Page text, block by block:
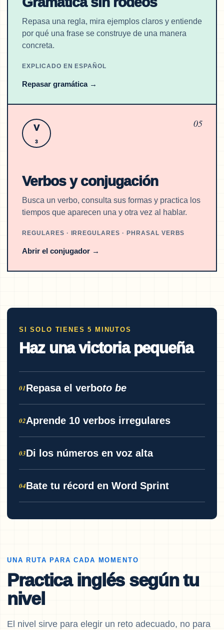
Repasa una regla, mira ejemplos claros y entiende
por qué una frase se construye de una manera
concreta.
EXPLICADO EN ESPAÑOL
Repasar gramática →
05
V
3
Verbos y conjugación
Busca un verbo, consulta sus formas y practica los
tiempos que aparecen una y otra vez al hablar.
REGULARES · IRREGULARES · PHRASAL VERBS
Abrir el conjugador →
SI SOLO TIENES 5 MINUTOS
Haz una victoria pequeña
01Repasa el verboto be
02Aprende 10 verbos irregulares
03Di los números en voz alta
04Bate tu récord en Word Sprint
UNA RUTA PARA CADA MOMENTO
Practica inglés según tu
nivel
El nivel sirve para elegir un reto adecuado, no para